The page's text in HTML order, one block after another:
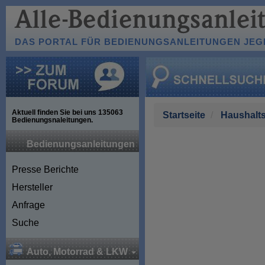
DAS PORTAL FÜR BEDIENUNGSANLEITUNGEN
Aktuell finden Sie bei uns 135063
Bedienungsnaleitungen.
Bedienungsanleitungen
Presse Berichte
Hersteller
Anfrage
Suche
Auto, Motorrad & LKW
Startseite